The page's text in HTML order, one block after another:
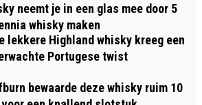
neemt je in een glas mee door 5
whisky maken
lekkere Highland whisky kreeg een
Portugese twist
bewaarde deze whisky ruim 10